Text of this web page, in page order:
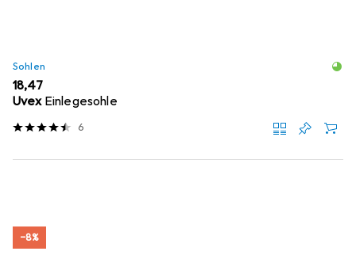
Sohlen
EUR
18,47
Uvex Einlegesohle
6
−8%